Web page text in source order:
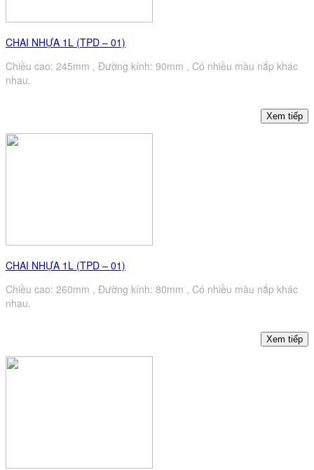
CHAI NHỰA 1L (TPD – 01)
Chiều cao: 245mm , Đường kính: 90mm , Có nhiều màu nắp khác
nhau.
CHAI NHỰA 1L (TPD – 01)
Chiều cao: 260mm , Đường kính: 80mm , Có nhiều màu nắp khác
nhau.